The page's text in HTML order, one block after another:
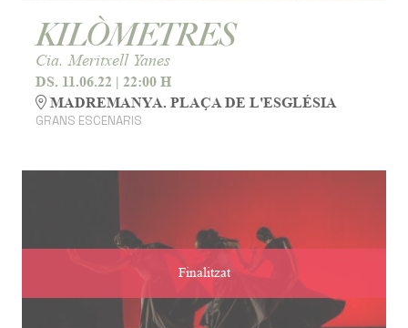
KILÒMETRES
Cia. Meritxell Yanes
DS. 11.06.22 | 22:00 H
MADREMANYA. PLAÇA DE L'ESGLÉSIA
GRANS ESCENARIS
Finalitzat